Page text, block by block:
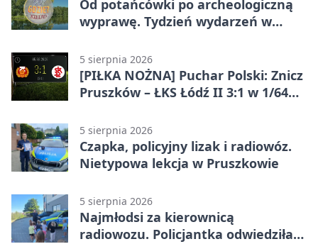
Od potańcówki po archeologiczną
wyprawę. Tydzień wydarzeń w
5 sierpnia 2026
[PIŁKA NOŻNA] Puchar Polski: Znicz
Pruszków – ŁKS Łódź II 3:1 w 1/64
5 sierpnia 2026
Czapka, policyjny lizak i radiowóz.
Nietypowa lekcja w Pruszkowie
5 sierpnia 2026
Najmłodsi za kierownicą
radiowozu. Policjantka odwiedziła